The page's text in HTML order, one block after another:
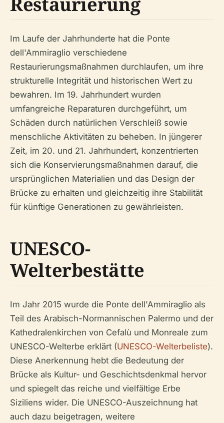
Im Laufe der Jahrhunderte hat die Ponte
dell'Ammiraglio verschiedene
Restaurierungsmaßnahmen durchlaufen, um ihre
strukturelle Integrität und historischen Wert zu
bewahren. Im 19. Jahrhundert wurden
umfangreiche Reparaturen durchgeführt, um
Schäden durch natürlichen Verschleiß sowie
menschliche Aktivitäten zu beheben. In jüngerer
Zeit, im 20. und 21. Jahrhundert, konzentrierten
sich die Konservierungsmaßnahmen darauf, die
ursprünglichen Materialien und das Design der
Brücke zu erhalten und gleichzeitig ihre Stabilität
für künftige Generationen zu gewährleisten.
UNESCO-
Welterbestätte
Im Jahr 2015 wurde die Ponte dell'Ammiraglio als
Teil des Arabisch-Normannischen Palermo und der
Kathedralenkirchen von Cefalù und Monreale zum
UNESCO-Welterbe erklärt (UNESCO-Welterbeliste).
Diese Anerkennung hebt die Bedeutung der
Brücke als Kultur- und Geschichtsdenkmal hervor
und spiegelt das reiche und vielfältige Erbe
Siziliens wider. Die UNESCO-Auszeichnung hat
auch dazu beigetragen, weitere